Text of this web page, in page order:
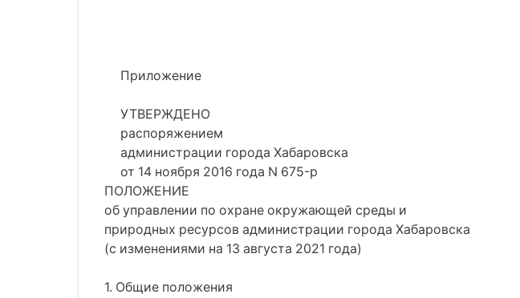
Приложение
УТВЕРЖДЕНО
распоряжением
администрации города Хабаровска
от 14 ноября 2016 года N 675-р
ПОЛОЖЕНИЕ
об управлении по охране окружающей среды и
природных ресурсов администрации города Хабаровска
(с изменениями на 13 августа 2021 года)
1. Общие положения